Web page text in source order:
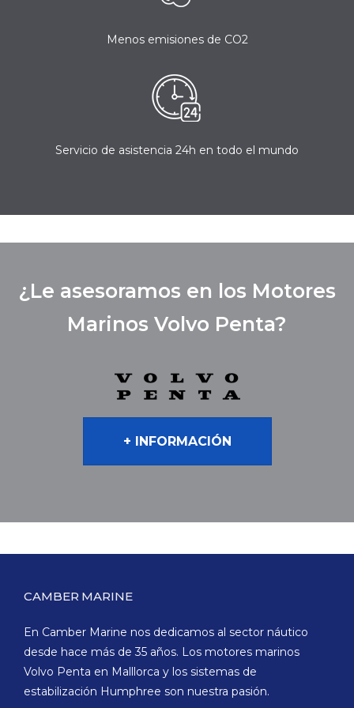
Menos emisiones de CO2
Servicio de asistencia 24h en todo el mundo
¿Le asesoramos en los Motores
Marinos Volvo Penta?
+ INFORMACIÓN
CAMBER MARINE
En Camber Marine nos dedicamos al sector náutico
desde hace más de 35 años. Los motores marinos
Volvo Penta en Malllorca y los sistemas de
estabilización Humphree son nuestra pasión.